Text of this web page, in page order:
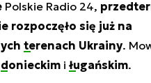
Polskie Radio 24,
rozpoczęło się już na
terenach Ukrainy.
donieckim i ługańskim.